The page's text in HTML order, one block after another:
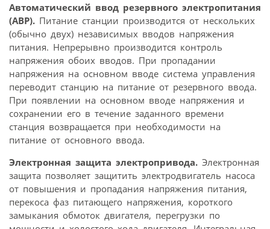
Автоматический ввод резервного электропитания
(АВР). Питание станции производится от нескольких
(обычно двух) независимых вводов напряжения
питания. Непрерывно производится контроль
напряжения обоих вводов. При пропадании
напряжения на основном вводе система управления
переводит станцию на питание от резервного ввода.
При появлении на основном вводе напряжения и
сохранении его в течение заданного времени
станция возвращается при необходимости на
питание от основного ввода.
Электронная защита электропривода. Электронная
защита позволяет защитить электродвигатель насоса
от повышения и пропадания напряжения питания,
перекоса фаз питающего напряжения, короткого
замыкания обмоток двигателя, перегрузки по